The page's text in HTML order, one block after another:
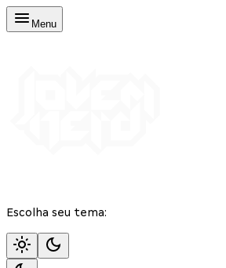
Menu
Escolha seu tema: